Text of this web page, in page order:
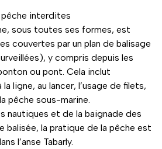
interdites
sous toutes ses formes, est
couvertes par un plan de balisage
y compris depuis les
ou pont. Cela inclut
ligne, au lancer, l’usage de filets,
pêche sous-marine.
nautiques et de la baignade des
balisée, la pratique de la pêche est
l’anse Tabarly.